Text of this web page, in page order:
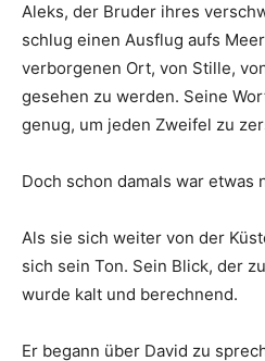
Aleks, der Bruder ihres
schlug einen Ausflug aufs
verborgenen Ort, von Stille,
gesehen zu werden. Seine
genug, um jeden Zweifel zu
Doch schon damals war etwas
Als sie sich weiter von der
sich sein Ton. Sein Blick, der
wurde kalt und berechnend.
Er begann über David zu